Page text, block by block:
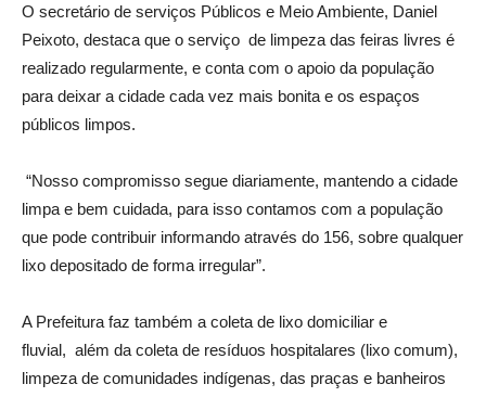
O secretário de serviços Públicos e Meio Ambiente, Daniel
Peixoto, destaca que o serviço de limpeza das feiras livres é
realizado regularmente, e conta com o apoio da população
para deixar a cidade cada vez mais bonita e os espaços
públicos limpos.
“Nosso compromisso segue diariamente, mantendo a cidade
limpa e bem cuidada, para isso contamos com a população
que pode contribuir informando através do 156, sobre qualquer
lixo depositado de forma irregular”.
A Prefeitura faz também a coleta de lixo domiciliar e
fluvial, além da coleta de resíduos hospitalares (lixo comum),
limpeza de comunidades indígenas, das praças e banheiros